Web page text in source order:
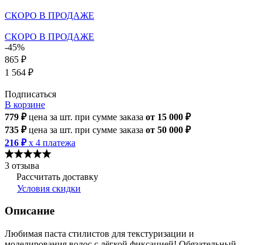
СКОРО В ПРОДАЖЕ
СКОРО В ПРОДАЖЕ
-45%
865 ₽
1 564 ₽
Подписаться
В корзине
779 ₽цена за шт. при сумме заказа от 15 000 ₽
735 ₽цена за шт. при сумме заказа от 50 000 ₽
216 ₽ x 4 платежа
3 отзыва
Рассчитать доставку
Условия скидки
Описание
Любимая паста стилистов для текстуризации и